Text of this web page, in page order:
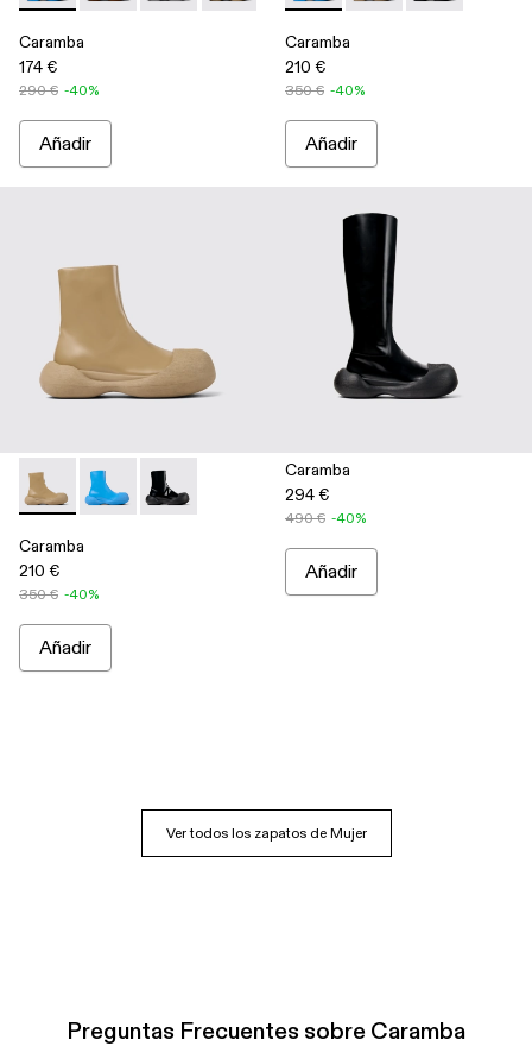
Caramba
174 €
290 € -40%
Añadir
Caramba
210 €
350 € -40%
Añadir
Caramba - A700019-003 - Botas beige de piel
Caramba - A700019-002 - Botas azules de piel
Caramba - A700019-001 - Botas negras de piel
Caramba
210 €
350 € -40%
Añadir
Caramba
294 €
490 € -40%
Añadir
Ver todos los zapatos de Mujer
Preguntas Frecuentes sobre Caramba